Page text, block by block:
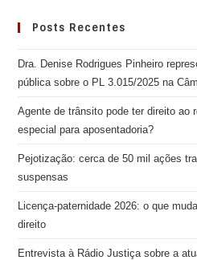
Posts Recentes
Dra. Denise Rodrigues Pinheiro
pública sobre o PL 3.015/2025 na
Agente de trânsito pode ter direito ao
especial para aposentadoria?
Pejotização: cerca de 50 mil ações
suspensas
Licença-paternidade 2026: o que
direito
Entrevista à Rádio Justiça sobre a